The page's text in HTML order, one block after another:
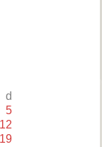
d
5
12
19